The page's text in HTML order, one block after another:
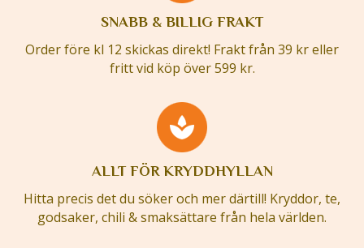
SNABB & BILLIG FRAKT
Order före kl 12 skickas direkt! Frakt från 39 kr eller
fritt vid köp över 599 kr.
ALLT FÖR KRYDDHYLLAN
Hitta precis det du söker och mer därtill! Kryddor, te,
godsaker, chili & smaksättare från hela världen.